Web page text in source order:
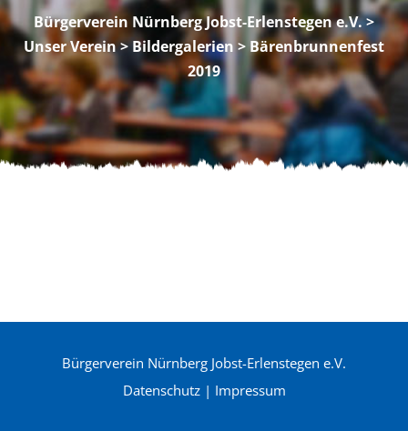
Bürgerverein Nürnberg Jobst-Erlenstegen e.V.>
Unser Verein>Bildergalerien > Bärenbrunnenfest
2019
Bürgerverein Nürnberg Jobst-Erlenstegen e.V.
Datenschutz| Impressum